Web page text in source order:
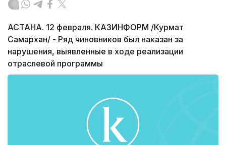
АСТАНА. 12 февраля. КАЗИНФОРМ /Курмат
Самархан/ - Ряд чиновников был наказан за
нарушения, выявленные в ходе реализации
отраслевой программы